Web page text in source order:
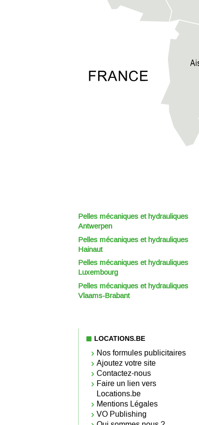
Pelles mécaniques et hydrauliques
Antwerpen
Pelles mécaniques et hydrauliques
Hainaut
Pelles mécaniques et hydrauliques
Luxembourg
Pelles mécaniques et hydrauliques
Vlaams-Brabant
LOCATIONS.BE
Nos formules publicitaires
Ajoutez votre site
Contactez-nous
Faire un lien vers
Locations.be
Mentions Légales
VO Publishing